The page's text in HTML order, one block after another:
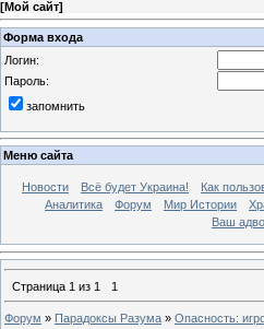
[Мой сайт]
Форма входа
Логин:
Пароль:
запомнить
Меню сайта
Новости Всё будет Украина! Как
Аналитика
Форум Мир Истории
Ваш
Страница 1 из 1 1
Форум » Парадоксы Разума » Опасность: